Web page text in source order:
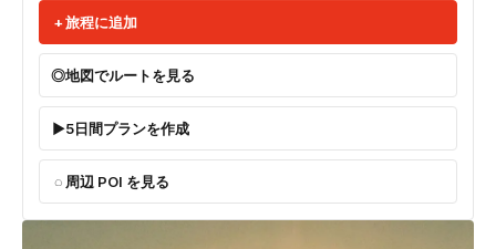
旅程に追加
地図でルートを見る
5日間プランを作成
周辺 POI を見る